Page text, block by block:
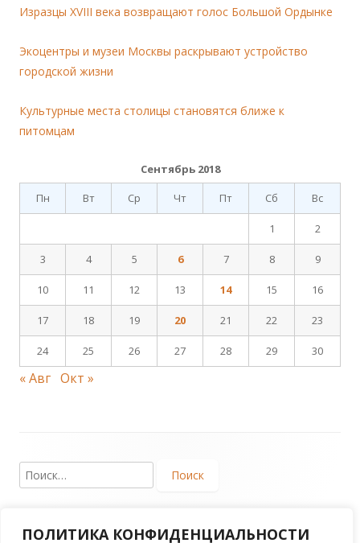
ПОЛИТИКА КОНФИДЕНЦИАЛЬНОСТИ
Изразцы XVIII века возвращают голос Большой Ордынке
Экоцентры и музеи Москвы раскрывают устройство
городской жизни
Культурные места столицы становятся ближе к
питомцам
Сентябрь 2018
Пн
Вт Ср Чт Пт Сб Вс
1 2
3 4 5 6 7 8 9
10 11 12 13 14 15 16
17 18 19 20 21 22 23
24 25 26 27 28 29 30
« Авг Окт »
Content
Найти:
Copyright 2017. Региональная общественная